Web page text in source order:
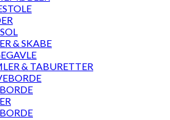
& SKABE
& TABURETTER